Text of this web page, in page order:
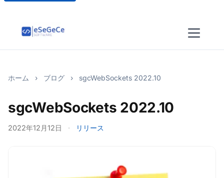
ホーム › ブログ › sgcWebSockets 2022.10
sgcWebSockets 2022.10
2022年12月12日 · リリース